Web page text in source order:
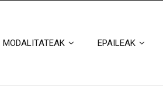
MODALITATEAK EPAILEAK